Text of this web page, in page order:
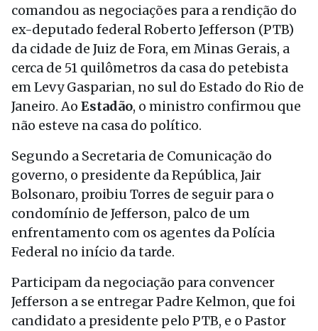
comandou as negociações para a rendição do
ex-deputado federal Roberto Jefferson (PTB)
da cidade de Juiz de Fora, em Minas Gerais, a
cerca de 51 quilômetros da casa do petebista
em Levy Gasparian, no sul do Estado do Rio de
Janeiro. Ao Estadão, o ministro confirmou que
não esteve na casa do político.
Segundo a Secretaria de Comunicação do
governo, o presidente da República, Jair
Bolsonaro, proibiu Torres de seguir para o
condomínio de Jefferson, palco de um
enfrentamento com os agentes da Polícia
Federal no início da tarde.
Participam da negociação para convencer
Jefferson a se entregar Padre Kelmon, que foi
candidato a presidente pelo PTB, e o Pastor